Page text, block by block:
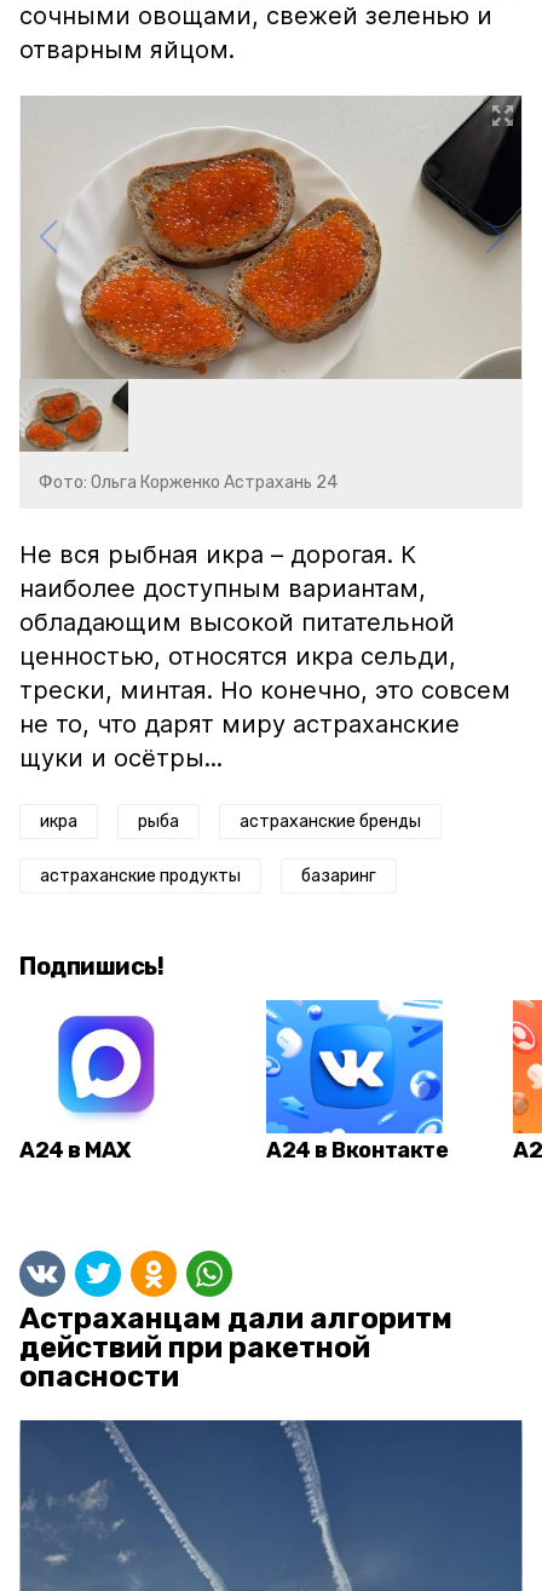
сочными овощами, свежей зеленью и
отварным яйцом.
Фото: Ольга Корженко Астрахань 24
Не вся рыбная икра – дорогая. К
наиболее доступным вариантам,
обладающим высокой питательной
ценностью, относятся икра сельди,
трески, минтая. Но конечно, это совсем
не то, что дарят миру астраханские
щуки и осётры...
икра рыба астраханские бренды
астраханские продукты базаринг
Подпишись!
А24 в MAX А24 в Вконтакте
Астраханцам дали алгоритм
действий при ракетной
опасности